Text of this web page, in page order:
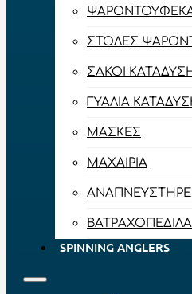
ΣΤΟΛΈΣ
ΣΆΚΟΙ
ΓΥΑΛΙΆ
ΜΆΣΚΕΣ
ΜΑΧΑΊΡΙΑ
ΒΑΤΡΑΧΟΠΈΔΙΛΑ
SPINNING ANGLERS